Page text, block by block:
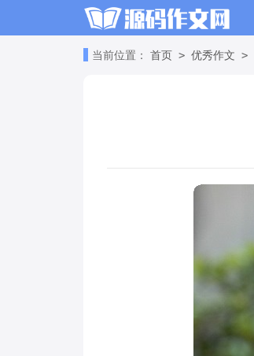
当前位置： 首页 > 优秀作文 >